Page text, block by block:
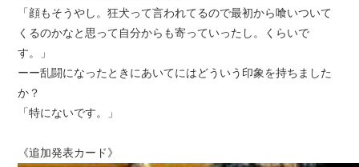
「顔もそうやし。狂犬って言われてるので最初から喰いついて
くるのかなと思って自分からも寄っていったし。くらいで
す。」
ーー乱闘になったときにあいてにはどういう印象を持ちました
か？
「特にないです。」
《追加発表カード》